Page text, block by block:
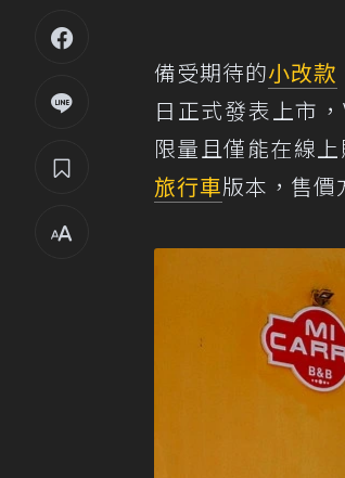
備受期待的小改款
日正式發表上市
限量且僅能在線
旅行車版本，售價